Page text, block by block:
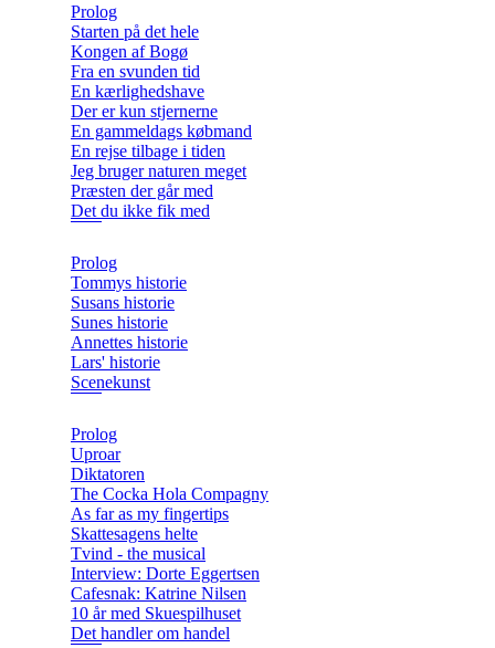
Prolog
Starten på det hele
Kongen af Bogø
Fra en svunden tid
En kærlighedshave
Der er kun stjernerne
En gammeldags købmand
En rejse tilbage i tiden
Jeg bruger naturen meget
Præsten der går med
Det du ikke fik med
Prolog
Tommys historie
Susans historie
Sunes historie
Annettes historie
Lars' historie
Scenekunst
Prolog
Uproar
Diktatoren
The Cocka Hola Compagny
As far as my fingertips
Skattesagens helte
Tvind - the musical
Interview: Dorte Eggertsen
Cafesnak: Katrine Nilsen
10 år med Skuespilhuset
Det handler om handel